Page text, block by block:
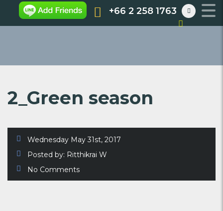
+66 2 258 1763
2_GREEN SEASON
2_Green season
Wednesday May 31st, 2017
Posted by: Ritthikrai W
No Comments